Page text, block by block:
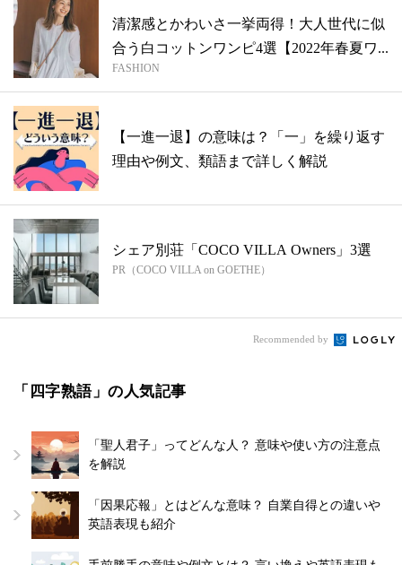
清潔感とかわいさ一挙両得！大人世代に似
合う白コットンワンピ4選【2022年春夏ワ...
FASHION
【一進一退】の意味は？「一」を繰り返す
理由や例文、類語まで詳しく解説
シェア別荘「COCO VILLA Owners」3選
PR（COCO VILLA on GOETHE）
Recommended by
「四字熟語」の人気記事
「聖人君子」ってどんな人？ 意味や使い方の注意点
を解説
「因果応報」とはどんな意味？ 自業自得との違いや
英語表現も紹介